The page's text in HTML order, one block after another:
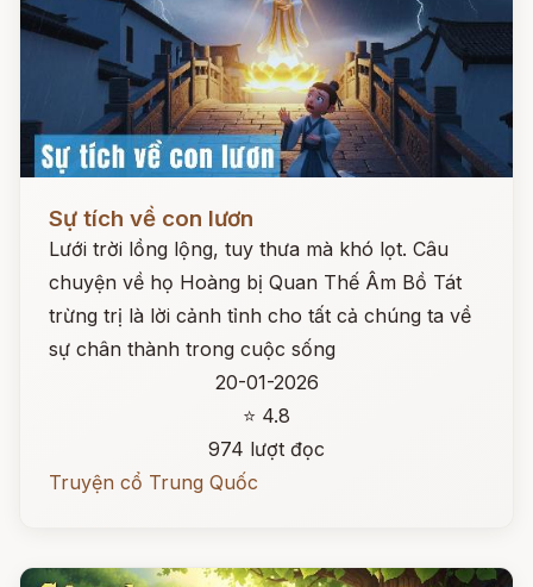
Sự tích về con lươn
Lưới trời lồng lộng, tuy thưa mà khó lọt. Câu
chuyện về họ Hoàng bị Quan Thế Âm Bồ Tát
trừng trị là lời cảnh tỉnh cho tất cả chúng ta về
sự chân thành trong cuộc sống
20-01-2026
⭐ 4.8
974 lượt đọc
Truyện cổ Trung Quốc